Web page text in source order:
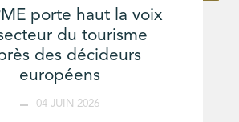
porte haut la voix
du tourisme
des décideurs
européens
04 JUIN 2026